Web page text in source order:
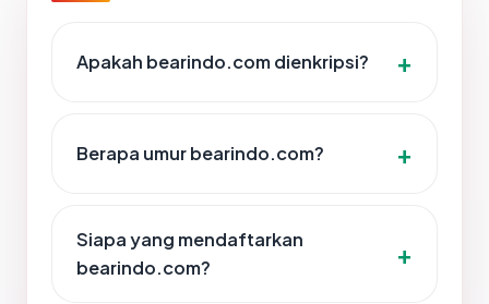
Apakah bearindo.com dienkripsi?
Berapa umur bearindo.com?
Siapa yang mendaftarkan
bearindo.com?